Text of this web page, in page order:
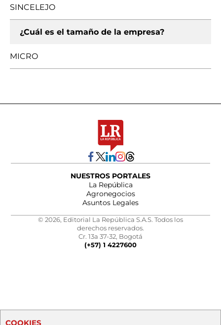
SINCELEJO
¿Cuál es el tamaño de la empresa?
MICRO
NUESTROS PORTALES
La República
Agronegocios
Asuntos Legales
© 2026, Editorial La República S.A.S. Todos los
derechos reservados.
Cr. 13a 37-32, Bogotá
(+57) 1 4227600
COOKIES